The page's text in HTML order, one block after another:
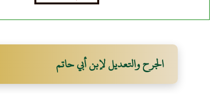
الجرح والتعديل لإبن أبي حاتم